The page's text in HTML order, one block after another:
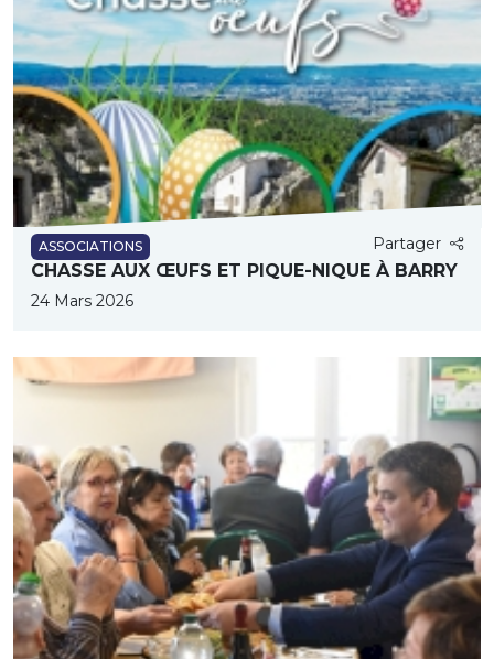
ASSOCIATIONS Partager
CHASSE AUX ŒUFS ET PIQUE-NIQUE À BARRY
24 Mars 2026